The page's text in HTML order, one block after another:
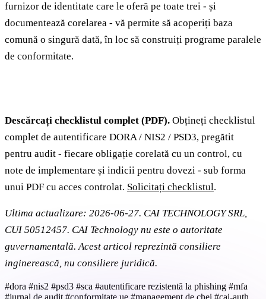
furnizor de identitate care le oferă pe toate trei - și
documentează corelarea - vă permite să acoperiți baza
comună o singură dată, în loc să construiți programe paralele
de conformitate.
Descărcați checklistul complet (PDF). Obțineți checklistul
complet de autentificare DORA / NIS2 / PSD3, pregătit
pentru audit - fiecare obligație corelată cu un control, cu
note de implementare și indicii pentru dovezi - sub forma
unui PDF cu acces controlat. Solicitați checklistul.
Ultima actualizare: 2026-06-27. CAI TECHNOLOGY SRL,
CUI 50512457. CAI Technology nu este o autoritate
guvernamentală. Acest articol reprezintă consiliere
inginerească, nu consiliere juridică.
#dora #nis2 #psd3 #sca #autentificare rezistentă la phishing #mfa